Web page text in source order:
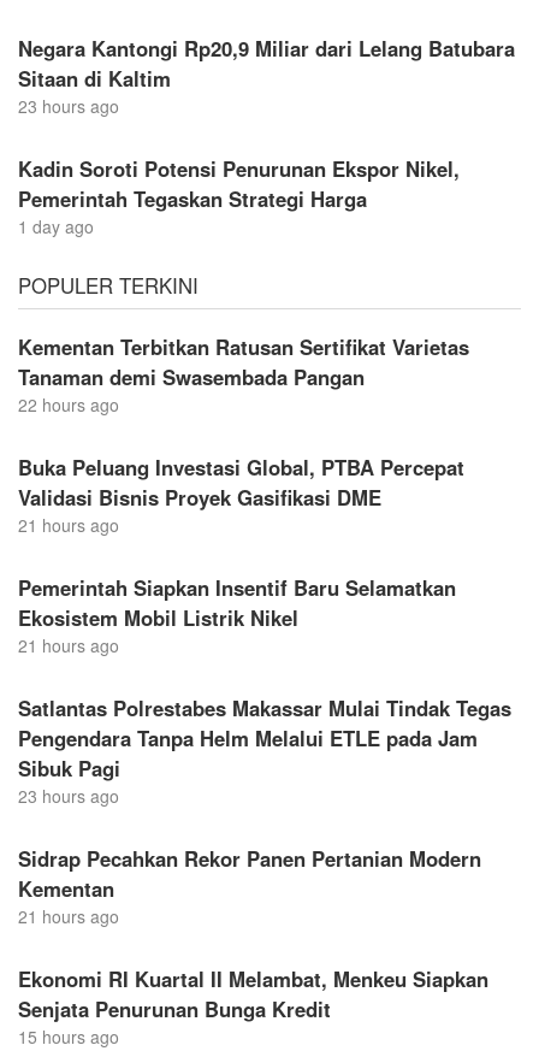
Negara Kantongi Rp20,9 Miliar dari Lelang Batubara
Sitaan di Kaltim
23 hours ago
Kadin Soroti Potensi Penurunan Ekspor Nikel,
Pemerintah Tegaskan Strategi Harga
1 day ago
POPULER TERKINI
Kementan Terbitkan Ratusan Sertifikat Varietas
Tanaman demi Swasembada Pangan
22 hours ago
Buka Peluang Investasi Global, PTBA Percepat
Validasi Bisnis Proyek Gasifikasi DME
21 hours ago
Pemerintah Siapkan Insentif Baru Selamatkan
Ekosistem Mobil Listrik Nikel
21 hours ago
Satlantas Polrestabes Makassar Mulai Tindak Tegas
Pengendara Tanpa Helm Melalui ETLE pada Jam
Sibuk Pagi
23 hours ago
Sidrap Pecahkan Rekor Panen Pertanian Modern
Kementan
21 hours ago
Ekonomi RI Kuartal II Melambat, Menkeu Siapkan
Senjata Penurunan Bunga Kredit
15 hours ago